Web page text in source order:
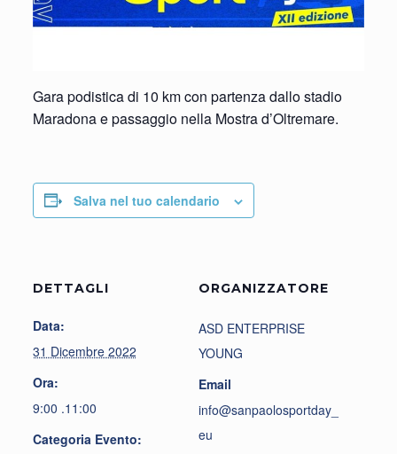
Gara podistica di 10 km con partenza dallo stadio
Maradona e passaggio nella Mostra d’Oltremare.
Salva nel tuo calendario
DETTAGLI
Data:
31 Dicembre 2022
Ora:
9:00 .11:00
Categoria Evento:
ORGANIZZATORE
ASD ENTERPRISE
YOUNG
Email
info@sanpaolosportday_
eu